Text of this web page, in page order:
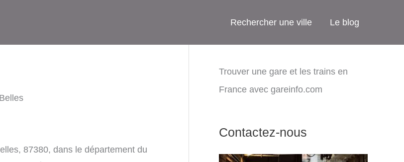
Rechercher une ville Le blog
87380, dans le département du
Trouver une gare et les trains en
France avec gareinfo.com
Contactez-nous